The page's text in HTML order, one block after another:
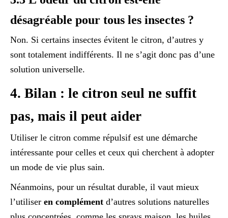
désagréable pour tous les insectes ?
Non. Si certains insectes évitent le citron, d’autres y
sont totalement indifférents. Il ne s’agit donc pas d’une
solution universelle.
4. Bilan : le citron seul ne suffit
pas, mais il peut aider
Utiliser le citron comme répulsif est une démarche
intéressante pour celles et ceux qui cherchent à adopter
un mode de vie plus sain.
Néanmoins, pour un résultat durable, il vaut mieux
l’utiliser en complément d’autres solutions naturelles